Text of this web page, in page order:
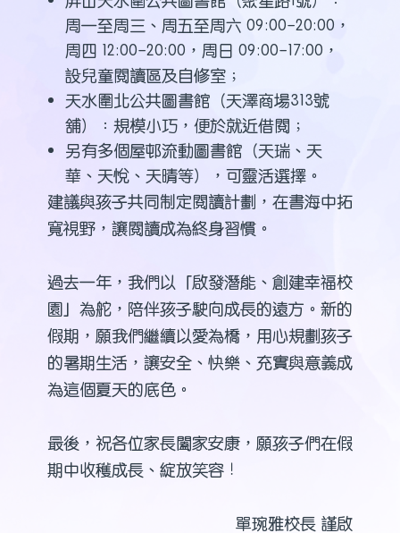
周一至周三、周五至周六 09:00-20:00，
周四 12:00-20:00，周日 09:00-17:00，
設兒童閱讀區及自修室；
天水圍北公共圖書館（天澤商場313號
舖）：規模小巧，便於就近借閱；
另有多個屋邨流動圖書館（天瑞、天
華、天悅、天晴等），可靈活選擇。
建議與孩子共同制定閱讀計劃，在書海中拓
寬視野，讓閱讀成為終身習慣。
過去一年，我們以「啟發潛能、創建幸福校
園」為舵，陪伴孩子駛向成長的遠方。新的
假期，願我們繼續以愛為橋，用心規劃孩子
的暑期生活，讓安全、快樂、充實與意義成
為這個夏天的底色。
最後，祝各位家長闔家安康，願孩子們在假
期中收穫成長、綻放笑容！
單琬雅校長 謹啟